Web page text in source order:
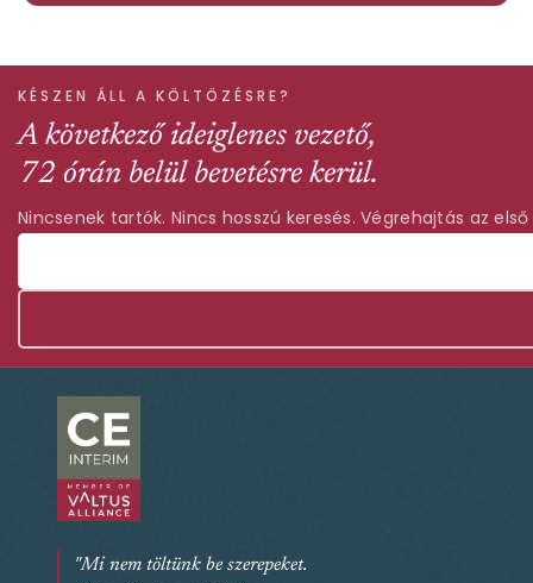
KÉSZEN ÁLL A KÖLTÖZÉSRE?
A következő ideiglenes vezető,
72 órán belül bevetésre kerül.
Nincsenek tartók. Nincs hosszú keresés. Végrehajtás az
"Mi nem töltünk be szerepeket.